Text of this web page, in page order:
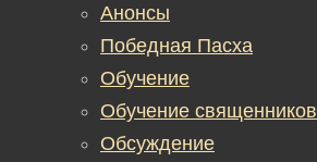
Анонсы
Победная Пасха
Обучение
Обучение священников
Обсуждение